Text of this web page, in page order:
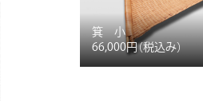
箕 小
66,000円（税込み）